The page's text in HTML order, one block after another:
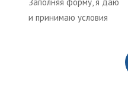
и принимаю условия